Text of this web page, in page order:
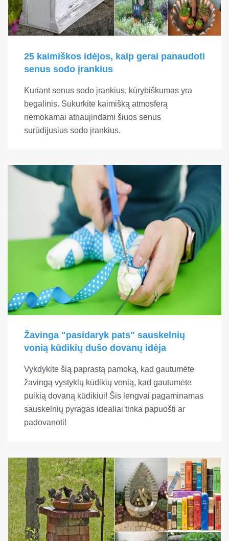
25 kaimiškos idėjos, kaip gerai panaudoti
senus sodo įrankius
Kuriant senus sodo įrankius, kūrybiškumas yra
begalinis. Sukurkite kaimišką atmosferą
nemokamai atnaujindami šiuos senus
surūdijusius sodo įrankius.
Žavinga "pasidaryk pats" sauskelnių
vonią kūdikių dušo dovanų idėja
Vykdykite šią paprastą pamoką, kad gautumėte
žavingą vystyklų kūdikių vonią, kad gautumėte
puikią dovaną kūdikiui! Šis lengvai pagaminamas
sauskelnių pyragas idealiai tinka papuošti ar
padovanoti!